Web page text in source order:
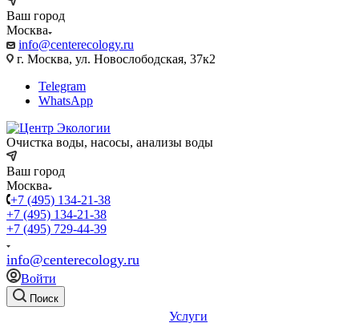
Ваш город
Москва
info@centerecology.ru
г. Москва, ул. Новослободская, 37к2
Telegram
WhatsApp
Очистка воды, насосы, анализы воды
Ваш город
Москва
+7 (495) 134-21-38
+7 (495) 134-21-38
+7 (495) 729-44-39
info@centerecology.ru
Войти
Поиск
Услуги